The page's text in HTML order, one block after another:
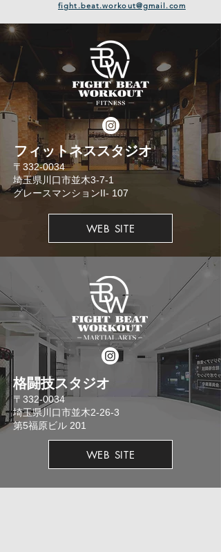
fight.beat.workout@gmail.com
​フィットネススタジオ
​〒332-0034
埼玉県川口市並木3-7-1
​グレースマンションII- 107
WEB SITE
格闘技スタジオ
​〒332-0034
埼玉県川口市並木2-26-3
​第5福原ビル 201
WEB SITE